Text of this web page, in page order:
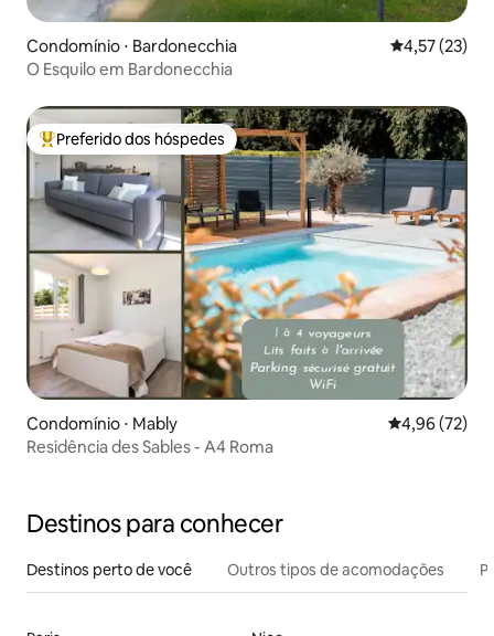
Condomínio ⋅ Bardonecchia 4,57 de uma
4,57 (23)
O Esquilo em Bardonecchia
Entre os melhores preferidos dos hóspedes
Preferido dos hóspedes
Condomínio ⋅ Mably 4,96 de uma
4,96 (72)
Residência des Sables - A4 Roma
Destinos para conhecer
Destinos perto de você Outros tipos de acomodações